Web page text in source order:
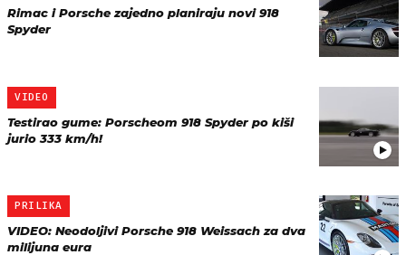
Rimac i Porsche zajedno planiraju novi 918
Spyder
VIDEO
Testirao gume: Porscheom 918 Spyder po kiši
jurio 333 km/h!
PRILIKA
VIDEO: Neodoljivi Porsche 918 Weissach za dva
milijuna eura